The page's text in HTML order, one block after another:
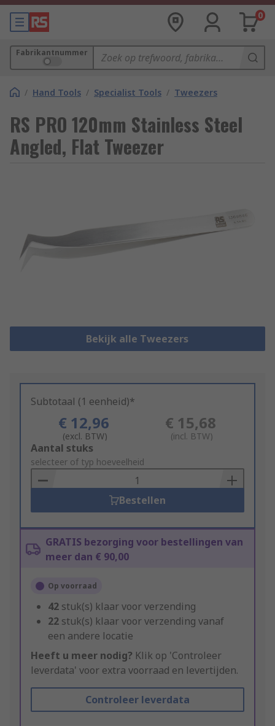
0
Fabrikantnummer
/ Hand Tools / Specialist Tools / Tweezers
RS PRO 120mm Stainless Steel
Angled, Flat Tweezer
Bekijk alle Tweezers
Subtotaal (1 eenheid)*
€ 12,96
(excl. BTW)
€ 15,68
(incl. BTW)
Add
to
Basket
Aantal stuks
selecteer of typ hoeveelheid
Bestellen
GRATIS bezorging voor bestellingen van
meer dan € 90,00
Op voorraad
42 stuk(s) klaar voor verzending
22 stuk(s) klaar voor verzending vanaf
een andere locatie
Heeft u meer nodig? Klik op 'Controleer
leverdata' voor extra voorraad en levertijden.
Controleer leverdata